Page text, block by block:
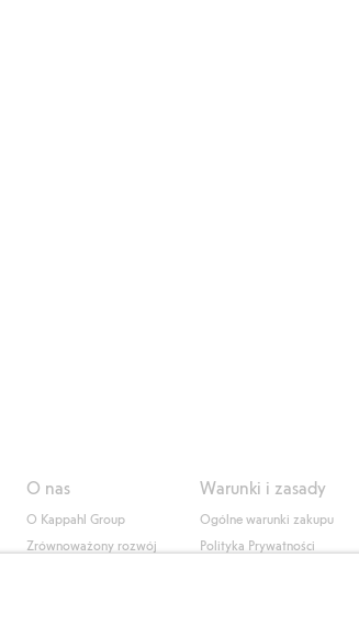
O nas
O Kappahl Group
Zrównoważony rozwój
Warunki i zasady
Ogólne warunki zakupu
Polityka Prywatności